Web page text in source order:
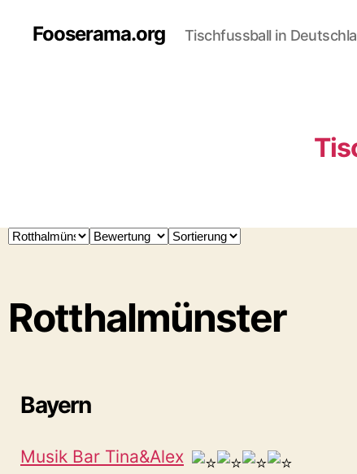
Fooserama.org Tischfussball in
Rotthalmünster
Bayern
Musik Bar Tina&Alex